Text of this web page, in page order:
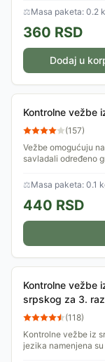
⚖Masa paketa: 0.2
360 RSD
Dodaj u
Kontrolne vežbe
(157)
Vežbe omogućuju
savladali određeno
⚖Masa paketa: 0.1
440 RSD
Kontrolne vežbe
srpskog za 3.
(118)
Kontrolne vežbe iz
jezika namenjena